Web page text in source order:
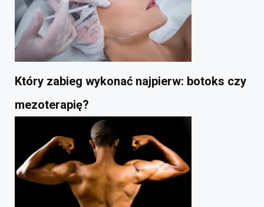
Który zabieg wykonać najpierw: botoks czy
mezoterapię?